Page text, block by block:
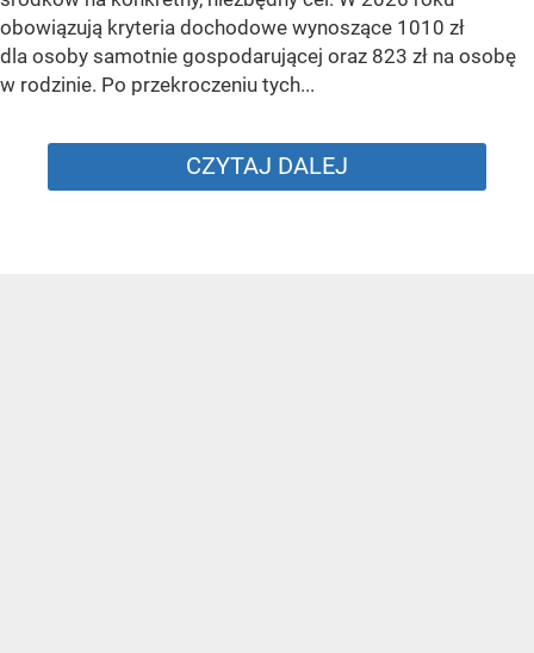
obowiązują kryteria dochodowe wynoszące 1010 zł
dla osoby samotnie gospodarującej oraz 823 zł na osobę
w rodzinie. Po przekroczeniu tych...
CZYTAJ DALEJ